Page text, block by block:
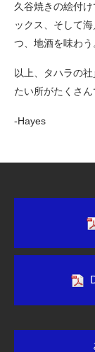
久谷焼きの絵付
ックス、そして
つ、地酒を味わ
以上、タハラの
たい所がたくさん
-Hayes